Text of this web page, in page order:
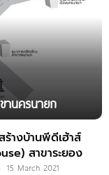
านครนายก
ร้างบ้านพีดีเฮ้าส์
สาขาระยอง
15 March 2021